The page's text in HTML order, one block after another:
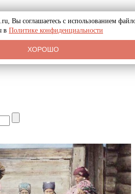
Вы соглашаетесь с использованием
в Политике конфиденциальности
ХОРОШО